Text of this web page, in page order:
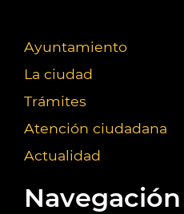
Ayuntamiento
La ciudad
Trámites
Atención ciudadana
Actualidad